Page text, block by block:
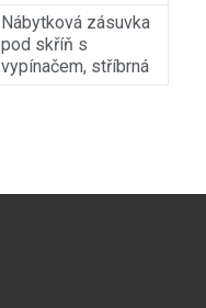
Nábytková zásuvka
pod skříň s
vypínačem, stříbrná